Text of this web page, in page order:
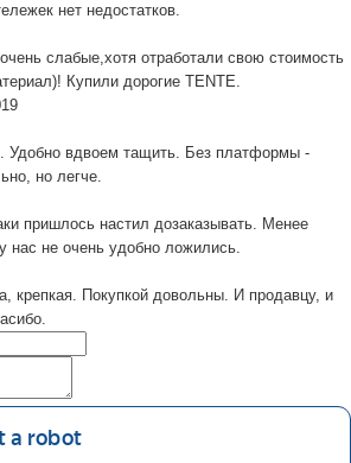
нет недостатков.
слабые,хотя отработали свою стоимость
Купили дорогие TENTE.
Удобно вдвоем тащить. Без платформы -
но легче.
пришлось настил дозаказывать. Менее
нас не очень удобно ложились.
крепкая. Покупкой довольны. И продавцу, и